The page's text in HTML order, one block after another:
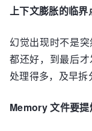
上下文膨胀的临界
幻觉出现时不是
都还好，到最后
处理得多，及早拆
Memory 文件要提